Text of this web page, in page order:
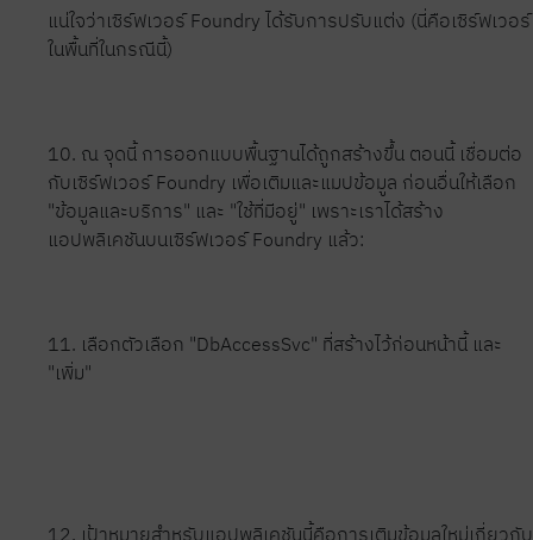
แน่ใจว่าเซิร์ฟเวอร์ Foundry ได้รับการปรับแต่ง (นี่คือเซิร์ฟเวอร์
ในพื้นที่ในกรณีนี้)
10. ณ จุดนี้ การออกแบบพื้นฐานได้ถูกสร้างขึ้น ตอนนี้ เชื่อมต่อ
กับเซิร์ฟเวอร์ Foundry เพื่อเติมและแมปข้อมูล ก่อนอื่นให้เลือก
"ข้อมูลและบริการ" และ "ใช้ที่มีอยู่" เพราะเราได้สร้าง
แอปพลิเคชันบนเซิร์ฟเวอร์ Foundry แล้ว:
11. เลือกตัวเลือก "DbAccessSvc" ที่สร้างไว้ก่อนหน้านี้ และ
"เพิ่ม"
12. เป้าหมายสำหรับแอปพลิเคชันนี้คือการเติมข้อมูลใหม่เกี่ยวกับ